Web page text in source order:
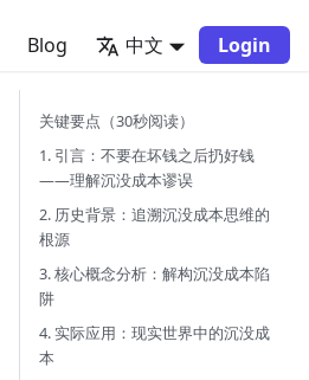
Blog 中文 Login
关键要点（30秒阅读）
1. 引言：不要在坏钱之后扔好钱
——理解沉没成本谬误
2. 历史背景：追溯沉没成本思维的
根源
3. 核心概念分析：解构沉没成本陷
阱
4. 实际应用：现实世界中的沉没成
本